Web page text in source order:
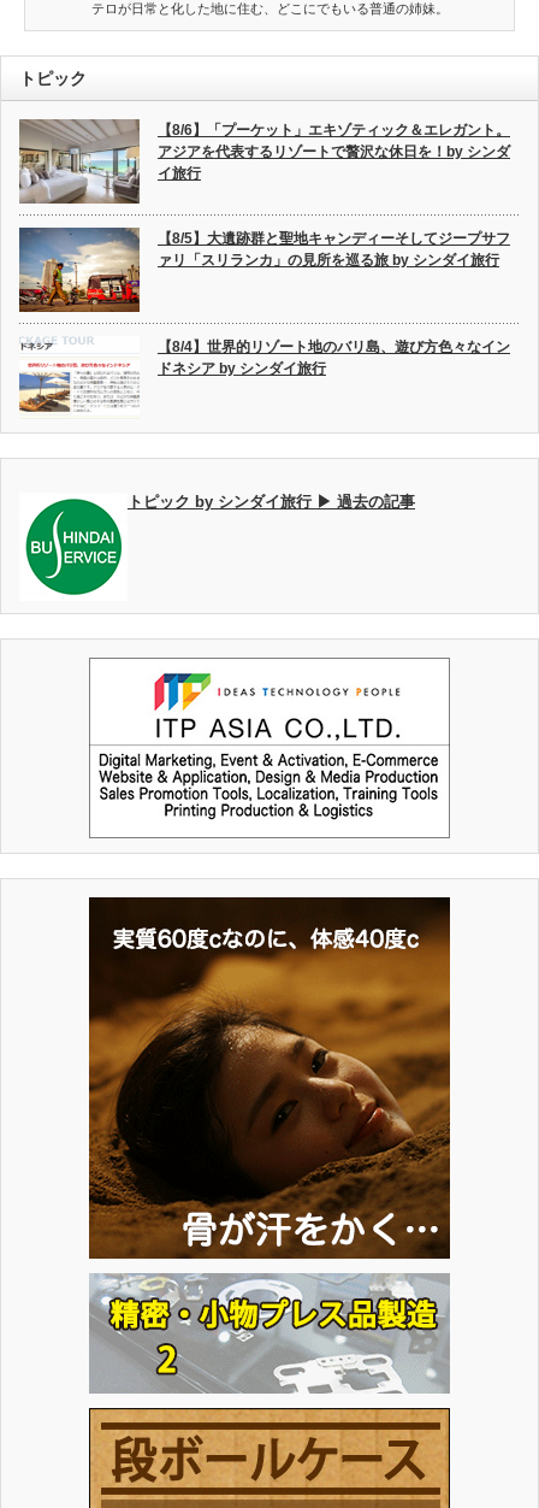
テロが日常と化した地に住む、どこにでもいる普通の姉妹。
トピック
【8/6】「プーケット」エキゾティック＆エレガント。
アジアを代表するリゾートで贅沢な休日を！by シンダ
イ旅行
【8/5】大遺跡群と聖地キャンディーそしてジープサフ
ァリ「スリランカ」の見所を巡る旅 by シンダイ旅行
【8/4】世界的リゾート地のバリ島、遊び方色々なイン
ドネシア by シンダイ旅行
トピック by シンダイ旅行 ▶ 過去の記事